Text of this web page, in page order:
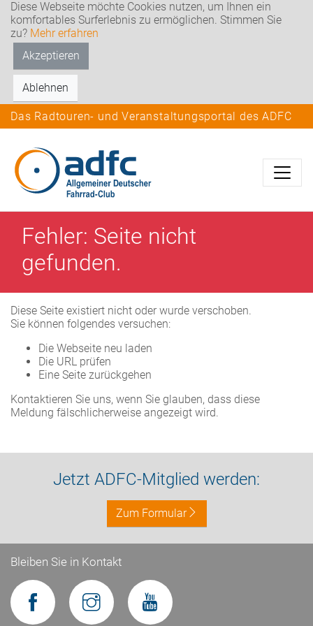
Diese Webseite möchte Cookies nutzen, um Ihnen ein
komfortables Surferlebnis zu ermöglichen. Stimmen Sie
zu? Mehr erfahren
Akzeptieren
Ablehnen
Das Radtouren- und Veranstaltungsportal des ADFC
Fehler: Seite nicht
gefunden.
Diese Seite existiert nicht oder wurde verschoben.
Sie können folgendes versuchen:
Die Webseite neu laden
Die URL prüfen
Eine Seite zurückgehen
Kontaktieren Sie uns, wenn Sie glauben, dass diese
Meldung fälschlicherweise angezeigt wird.
Jetzt ADFC-Mitglied werden:
Zum Formular
Bleiben Sie in Kontakt